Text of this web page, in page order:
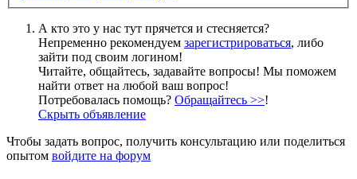
А кто это у нас тут прячется и стесняется?
Непременно рекомендуем зарегистрироваться, либо
зайти под своим логином!
Читайте, общайтесь, задавайте вопросы! Мы поможем
найти ответ на любой ваш вопрос!
Потребовалась помощь? Обращайтесь >>!
Скрыть объявление
Чтобы задать вопрос, получить консультацию или поделиться
опытом войдите на форум